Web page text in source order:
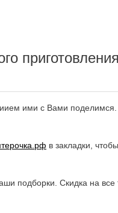
ими с Вами
в закладки, чтобы
подборки. Скидка на все